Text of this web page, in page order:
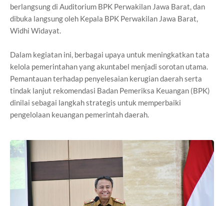
berlangsung di Auditorium BPK Perwakilan Jawa Barat, dan
dibuka langsung oleh Kepala BPK Perwakilan Jawa Barat,
Widhi Widayat.
Dalam kegiatan ini, berbagai upaya untuk meningkatkan tata
kelola pemerintahan yang akuntabel menjadi sorotan utama.
Pemantauan terhadap penyelesaian kerugian daerah serta
tindak lanjut rekomendasi Badan Pemeriksa Keuangan (BPK)
dinilai sebagai langkah strategis untuk memperbaiki
pengelolaan keuangan pemerintah daerah.